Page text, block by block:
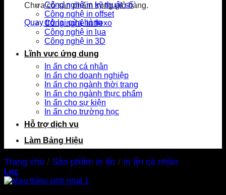
Chưa có sản phẩm trong giỏ hàng.
Quay trở lại cửa hàng
Công nghệ in kỹ thuật số
Công nghệ in offset
Công nghệ in flexo
Công nghệ in lụa
Công nghệ in 3D
Lĩnh vực ứng dụng
In ấn cho cá nhân
In ấn cho doanh nghiệp
In ấn cho ngành thời trang
In ấn cho ngành thực phẩm
In ấn cho sự kiện
In ấn cho trường học
Hỗ trợ dịch vụ
Làm Bảng Hiệu
Trang chủ / Sản phẩm in ấn / In ấn cá nhân
Lọc